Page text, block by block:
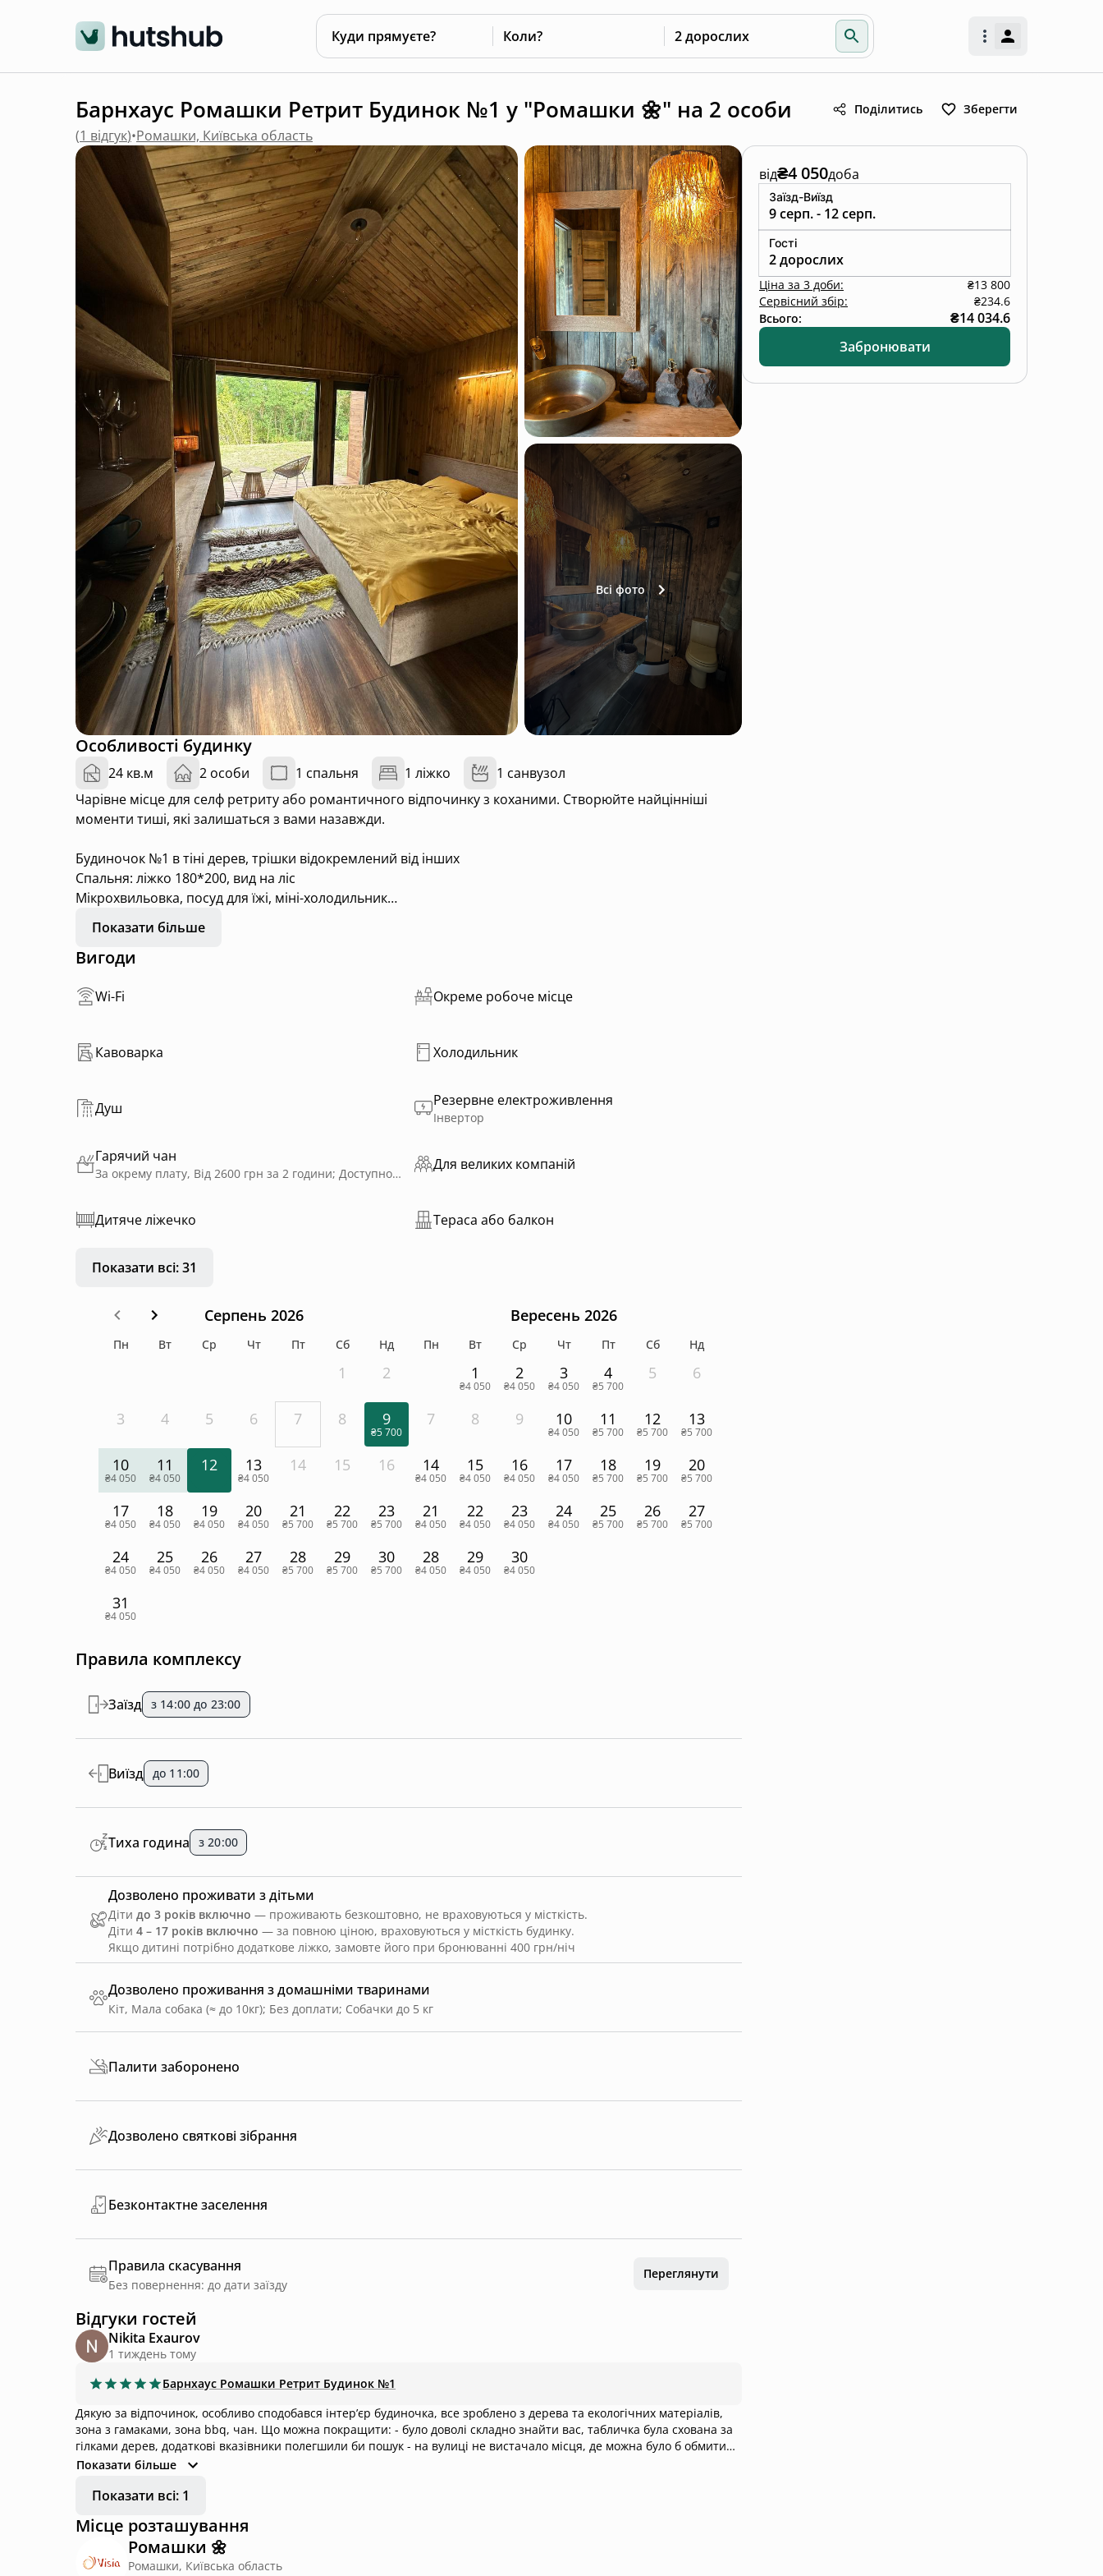
Куди прямуєте? Коли? 2 дорослих
Барнхаус Ромашки Ретрит Будинок №1 у "Ромашки 🌼" на 2 особи Поділитись Зберегти
(1 відгук)•Ромашки, Київська область
Всі фото
Особливості будинку
24 кв.м 2 особи 1 спальня 1 ліжко
1 санвузол
Чарівне місце для селф ретриту або романтичного відпочинку з коханими. Створюйте найцінніші
моменти тиші, які залишаться з вами назавжди.
Будиночок №1 в тіні дерев, трішки відокремлений від інших
Спальня: ліжко 180*200, вид на ліс
Мікрохвильовка, посуд для їжі, міні-холодильник
Санвузол, душ
Підлога з підігрівом
Показати більше
Вигоди
Wi-Fi Окреме робоче місце
Кавоварка Холодильник
Душ Резервне електроживлення
Інвертор
Гарячий чан
За окрему плату, Від 2600 грн за 2 години; Доступно цілий рік; Приватне користування; На дровах
Для великих компаній
Дитяче ліжечко Тераса або балкон
Показати всі: 31
Серпень 2026
Пн Вт Ср Чт Пт Сб Нд
1 2
3 4 5 6 7 8 9
₴5 700
10
₴4 050
11
₴4 050
12 13
₴4 050
14 15 16
17
₴4 050
18
₴4 050
19
₴4 050
20
₴4 050
21
₴5 700
22
₴5 700
23
₴5 700
24
₴4 050
25
₴4 050
26
₴4 050
27
₴4 050
28
₴5 700
29
₴5 700
30
₴5 700
31
₴4 050
Вересень 2026
Пн Вт Ср Чт Пт Сб Нд
1
₴4 050
2
₴4 050
3
₴4 050
4
₴5 700
5 6
7 8 9 10
₴4 050
11
₴5 700
12
₴5 700
13
₴5 700
14
₴4 050
15
₴4 050
16
₴4 050
17
₴4 050
18
₴5 700
19
₴5 700
20
₴5 700
21
₴4 050
22
₴4 050
23
₴4 050
24
₴4 050
25
₴5 700
26
₴5 700
27
₴5 700
28
₴4 050
29
₴4 050
30
₴4 050
Правила комплексу
Дозволено проживання з домашніми тваринами
Кіт, Мала собака (≈ до 10кг); Без доплати; Собачки до 5 кг
Заїзд з 14:00 до 23:00
Виїзд до 11:00
Дозволено проживати з дітьми
Діти до 3 років включно — проживають безкоштовно, не враховуються у місткість.
Діти 4 – 17 років включно — за повною ціною, враховуються у місткість будинку.
Якщо дитині потрібно додаткове ліжко, замовте його при бронюванні 400 грн/ніч
Тиха година з 20:00
Палити заборонено
Дозволено святкові зібрання
Безконтактне заселення
Правила скасування
Без повернення: до дати заїзду
Переглянути
Відгуки гостей
Nikita Exaurov
1 тиждень тому
Барнхаус Ромашки Ретрит Будинок №1
Дякую за відпочинок, особливо сподобався інтерʼєр будиночка, все зроблено з дерева та екологічних матеріалів,
зона з гамаками, зона bbq, чан. Що можна покращити: - було доволі складно знайти вас, табличка була схована за
гілками дерев, додаткові вказівники полегшили би пошук - на вулиці не вистачало місця, де можна було б обмити
шампура чи овочі в зоні bbq - в перший день було доволі спекотно, кондиціонер міг би значно покращити цю
Показати більше
Показати всі: 1
Місце розташування
Ромашки 🌼
Ромашки, Київська область
від₴4 050доба
Заїзд-Виїзд
9 серп. - 12 серп.
Гості
2 дорослих
Ціна за 3 доби:
₴13 800
Сервісний збір:
₴234.6
Всього:
₴14 034.6
Забронювати